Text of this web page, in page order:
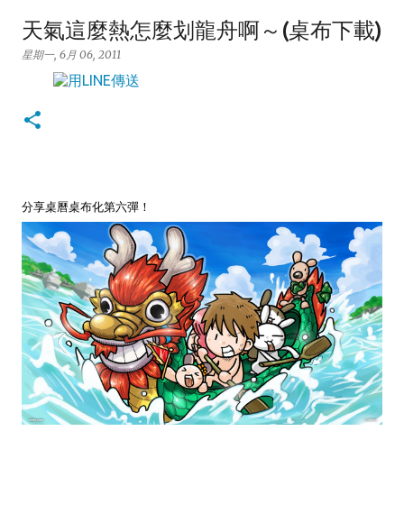
天氣這麼熱怎麼划龍舟啊～(桌布下載)
星期一, 6月 06, 2011
分享桌曆桌布化第六彈！